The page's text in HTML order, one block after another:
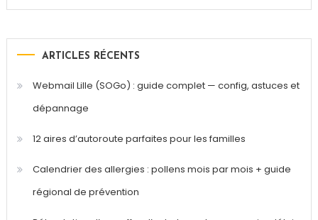
ARTICLES RÉCENTS
Webmail Lille (SOGo) : guide complet — config, astuces et
dépannage
12 aires d’autoroute parfaites pour les familles
Calendrier des allergies : pollens mois par mois + guide
régional de prévention